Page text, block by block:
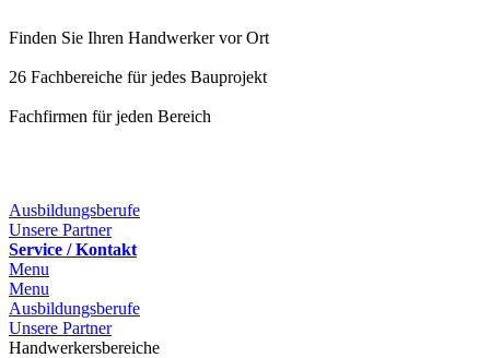
Finden Sie Ihren Handwerker vor Ort
26 Fachbereiche für jedes Bauprojekt
Fachfirmen für jeden Bereich
Ausbildungsberufe
Unsere Partner
Service / Kontakt
Menu
Menu
Ausbildungsberufe
Unsere Partner
Handwerkersbereiche